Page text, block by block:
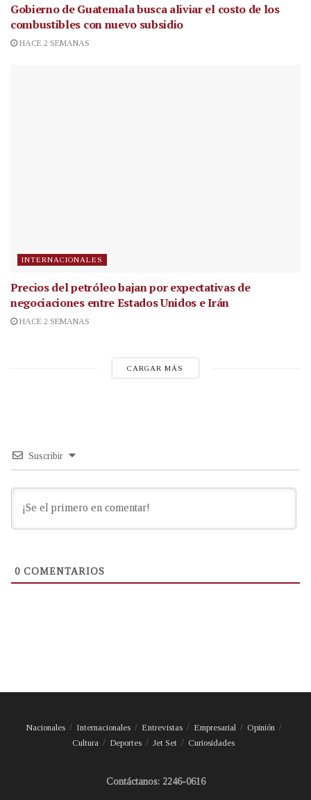
Gobierno de Guatemala busca aliviar el costo de los
combustibles con nuevo subsidio
HACE 2 SEMANAS
INTERNACIONALES
Precios del petróleo bajan por expectativas de
negociaciones entre Estados Unidos e Irán
HACE 2 SEMANAS
CARGAR MÁS
Suscribir
0 COMENTARIOS
Nacionales Internacionales Entrevistas Empresarial
Opinión
Cultura
Deportes Jet Set Curiosidades
Contáctanos: 2246-0616